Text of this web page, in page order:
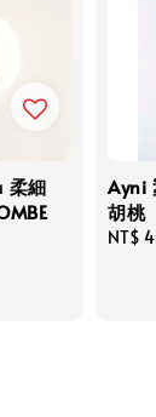
柔細
Ayni
胡桃
Sale
NT$